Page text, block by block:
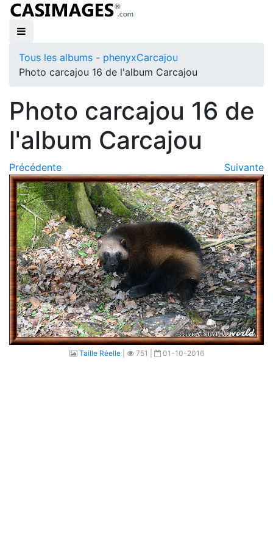
Tous les albums - phenyxCarcajou
Photo carcajou 16 de l'album Carcajou
Photo carcajou 16 de
l'album Carcajou
Précédente Suivante
Taille Réelle| 751 | 01-10-2016